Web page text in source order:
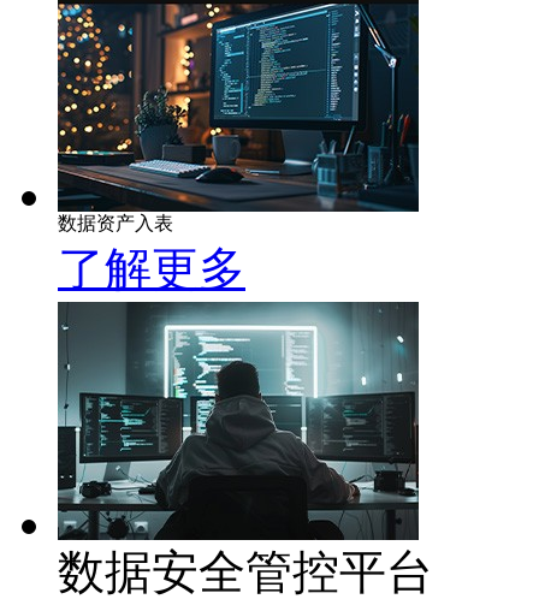
数据资产入表
了解更多
数据安全管控平台